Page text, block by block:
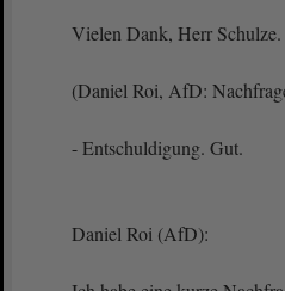
Vielen Dank, Herr
(Daniel Roi, AfD:
- Entschuldigung. Gut.
Daniel Roi (AfD):